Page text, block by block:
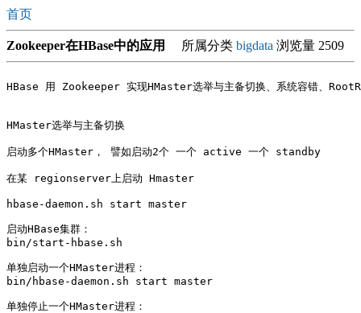
首页
Zookeeper在HBase中的应用 所属分类 bigdata 浏览量 2509
HBase 用 Zookeeper 实现HMaster选举与主备切换、系统容错、
HMaster选举与主备切换
启动多个HMaster， 譬如启动2个 一个 active 一个 standby
在某 regionserver上启动 Hmaster
hbase-daemon.sh start master
启动HBase集群：
bin/start-hbase.sh
单独启动一个HMaster进程：
bin/hbase-daemon.sh start master
单独停止一个HMaster进程：